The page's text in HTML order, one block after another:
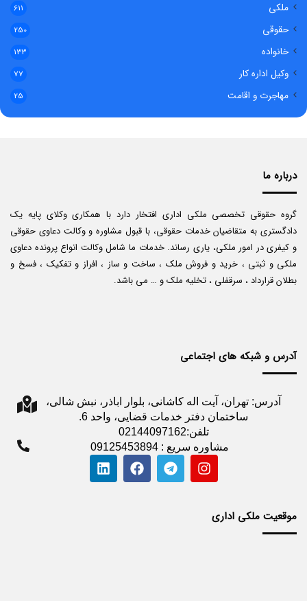
ملکی 611
حقوقی 250
خانواده 133
وکیل اداره کار 77
مهاجرت و اقامت 25
درباره ما
گروه حقوقی تخصصی ملکی اداری افتخار دارد با همکاری وکلای پایه یک
دادگستری به متقاضیان خدمات حقوقی، با قبول مشاوره و وکالت دعاوی حقوقی
و کیفری در امور ملکی، یاری رساند. خدمات ما شامل وکالت انواع پرونده دعاوی
ملکی و ثبتی ، خرید و فروش ملک ، ساخت و ساز ، افراز و تفکیک ، فسخ و
بطلان قرارداد ، سرقفلی ، تخلیه ملک و … می باشد.
آدرس و شبکه های اجتماعی
آدرس: تهران، آیت اله کاشانی، بلوار اباذر، نبش شالی،
ساختمان دفتر خدمات قضایی، واحد 6.
تلفن:02144097162
مشاوره سریع : 09125453894
موقعیت ملکی اداری